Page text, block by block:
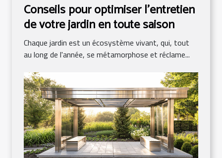
Conseils pour optimiser l'entretien
de votre jardin en toute saison
Chaque jardin est un écosystème vivant, qui, tout
au long de l'année, se métamorphose et réclame...